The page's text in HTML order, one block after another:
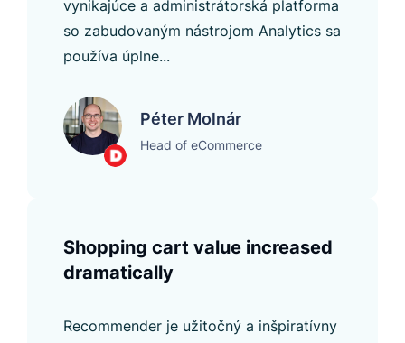
vynikajúce a administrátorská platforma
so zabudovaným nástrojom Analytics sa
používa úplne...
Péter Molnár
Head of eCommerce
Shopping cart value increased
dramatically
Recommender je užitočný a inšpiratívny